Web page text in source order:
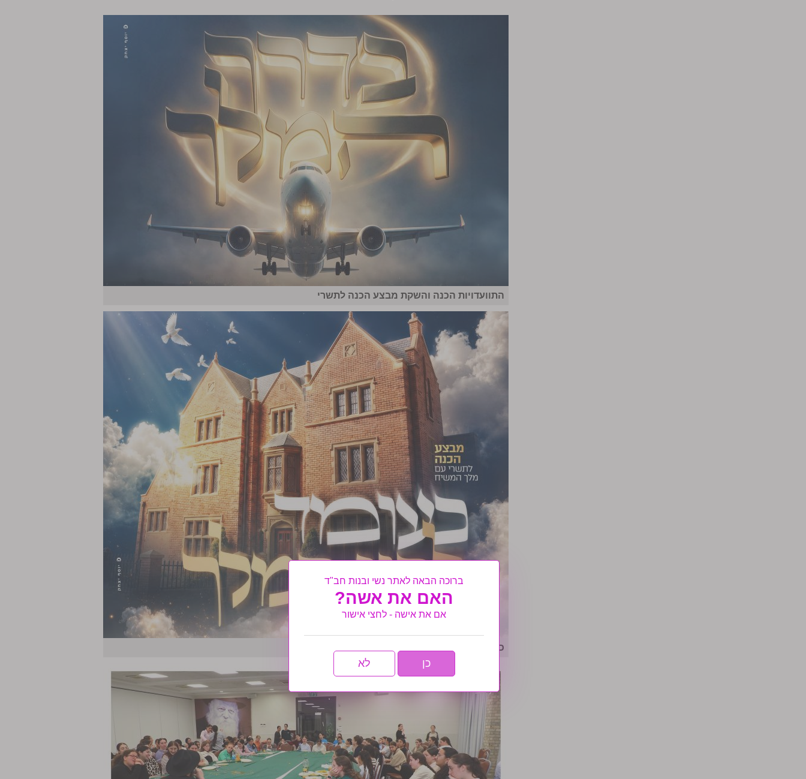
התוועדויות הכנה והשקת מבצע הכנה לתשרי
כעומד לפני המלך: מבצע הכנה תשרי פ"ז
ברוכה הבאה לאתר נשי ובנות חב"ד
האם את אשה?
אם את אישה - לחצי אישור
כן לא